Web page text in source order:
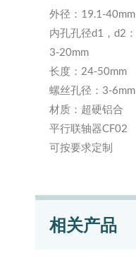
外径：19.1-40mm
内孔孔径d1，d2：
3-20mm
长度：24-50mm
螺丝孔径：3-6mm
材质：超硬铝合
平行联轴器CF02
可按要求定制
相关产品